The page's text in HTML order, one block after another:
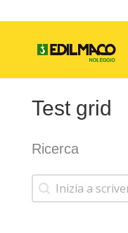
Test grid
Ricerca
Ricerca
Ricerca